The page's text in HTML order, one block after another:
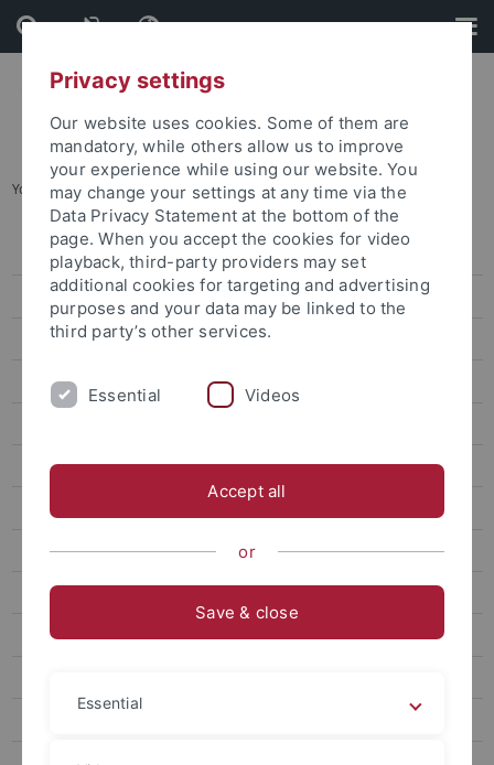
Skip
to
content
Skip
to
footer
You are here: Startseite ... Promotionsinteressierte
Graduiertenakademie
Über Uns
Weiterbildung
Beratung|Coaching|Mentoring
Promotionsinteressierte
Internationale Forschende
Privacy settings
Our website uses cookies. Some of them are
mandatory, while others allow us to improve
your experience while using our website. You
may change your settings at any time via the
Data Privacy Statement at the bottom of the
page. When you accept the cookies for video
playback, third-party providers may set
additional cookies for targeting and advertising
purposes and your data may be linked to the
third party’s other services.
Essential Videos
Accept all
or
Save & close
Essential